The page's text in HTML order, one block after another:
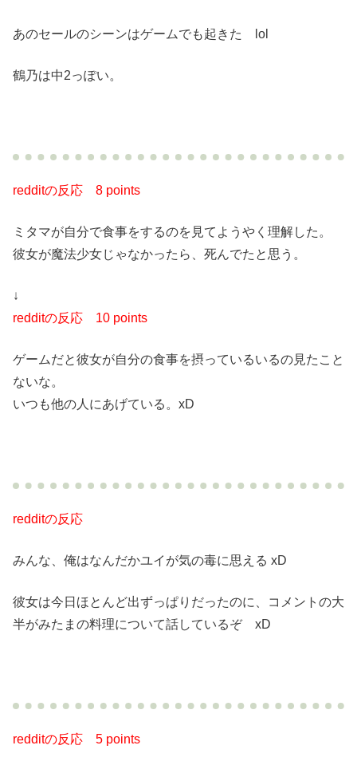
あのセールのシーンはゲームでも起きた lol
鶴乃は中2っぽい。
redditの反応 8 points
ミタマが自分で食事をするのを見てようやく理解した。
彼女が魔法少女じゃなかったら、死んでたと思う。
↓
redditの反応 10 points
ゲームだと彼女が自分の食事を摂っているいるの見たこと
ないな。
いつも他の人にあげている。xD
redditの反応
みんな、俺はなんだかユイが気の毒に思える xD
彼女は今日ほとんど出ずっぱりだったのに、コメントの大
半がみたまの料理について話しているぞ xD
redditの反応 5 points